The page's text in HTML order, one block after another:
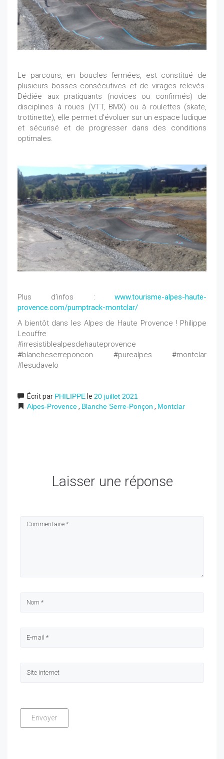
Le parcours, en boucles fermées, est constitué de
plusieurs bosses consécutives et de virages relevés.
Dédiée aux pratiquants (novices ou confirmés) de
disciplines à roues (VTT, BMX) ou à roulettes (skate,
trottinette), elle permet d’évoluer sur un espace ludique
et sécurisé et de progresser dans des conditions
optimales.
Plus d’infos : www.tourisme-alpes-haute-
provence.com/pumptrack-montclar/
A bientôt dans les Alpes de Haute Provence ! Philippe
Leouffre
#irresistiblealpesdehauteprovence
#blancheserreponcon #purealpes #montclar
#lesudavelo
Écrit par PHILIPPEle 20 juillet 2021
Alpes-Provence, Blanche Serre-Ponçon , Montclar
Laisser une réponse